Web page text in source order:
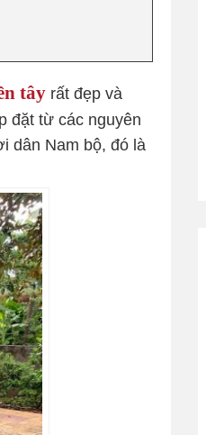
tây rất đẹp và
đặt từ các nguyên
dân Nam bộ, đó là